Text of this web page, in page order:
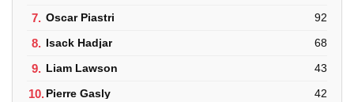
7. Oscar Piastri 92
8. Isack Hadjar 68
9. Liam Lawson 43
10.Pierre Gasly 42